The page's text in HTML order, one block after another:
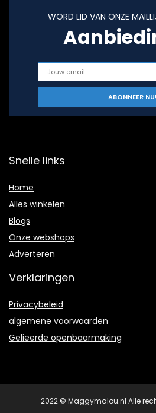
WORD LID VAN ONZE
Snelle links
Home
Alles winkelen
Blogs
Onze webshops
Adverteren
Verklaringen
Privacybeleid
algemene voorwaarden
Gelieerde openbaarmaking
2022 © Maggymalou.nl Alle